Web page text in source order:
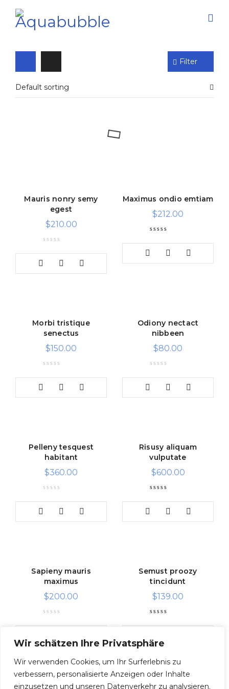
Wir schätzen Ihre Privatsphäre
Wir verwenden Cookies, um Ihr Surferlebnis zu
verbessern, personalisierte Anzeigen oder Inhalte
einzusetzen und unseren Datenverkehr zu analysieren.
Filter
Default sorting
Mauris nonry semy
egest
$210.00
Maximus ondio emtiam
$212.00
Rated5.00out
of 5
Morbi tristique
senectus
$150.00
Odiony nectact
nibbeen
$80.00
Pelleny tesquest
habitant
$360.00
Risusy aliquam
vulputate
$600.00
Rated4.50
out of 5
Sapieny mauris
maximus
$200.00
Semust proozy
tincidunt
$139.00
Rated4.50